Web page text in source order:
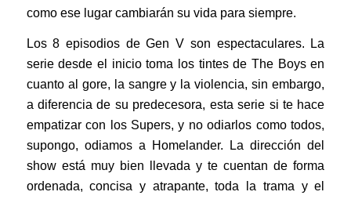
como ese lugar cambiarán su vida para siempre.
Los 8 episodios de Gen V son espectaculares. La
serie desde el inicio toma los tintes de The Boys en
cuanto al gore, la sangre y la violencia, sin embargo,
a diferencia de su predecesora, esta serie si te hace
empatizar con los Supers, y no odiarlos como todos,
supongo, odiamos a Homelander. La dirección del
show está muy bien llevada y te cuentan de forma
ordenada, concisa y atrapante, toda la trama y el